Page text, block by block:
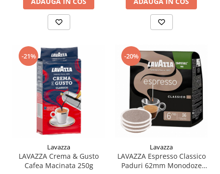
-21%
Lavazza
LAVAZZA Crema & Gusto
Cafea Macinata 250g
-20%
Lavazza
LAVAZZA Espresso Classico
Paduri 62mm Monodoze